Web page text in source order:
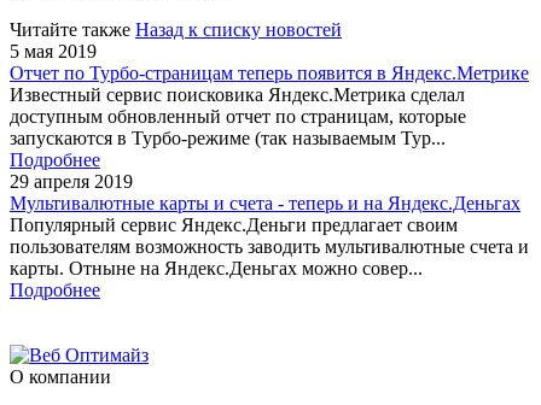
Читайте также Назад к списку новостей
5 мая 2019
Отчет по Турбо-страницам теперь появится в Яндекс.Метрике
Известный сервис поисковика Яндекс.Метрика сделал
доступным обновленный отчет по страницам, которые
запускаются в Турбо-режиме (так называемым Тур...
Подробнее
29 апреля 2019
Мультивалютные карты и счета - теперь и на Яндекс.Деньгах
Популярный сервис Яндекс.Деньги предлагает своим
пользователям возможность заводить мультивалютные счета и
карты. Отныне на Яндекс.Деньгах можно совер...
Подробнее
О компании